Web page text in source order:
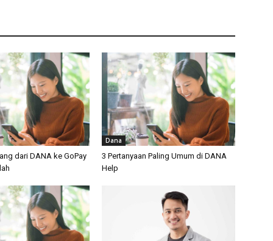
dari DANA ke GoPay
Dana
3 Pertanyaan Paling Umum di DANA
Help